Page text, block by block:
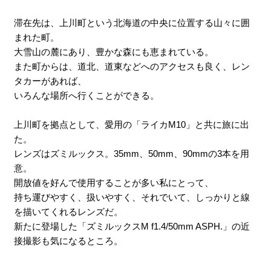
滞在先は、上川町という北海道の中央に位置する山々に囲
まれた町。
大雪山の麓にあり、豊かな森にも恵まれている。
また町からは、道北、道東などへのアクセスも良く、レン
タカーがあれば、
いろんな場所へ行くことができる。
上川町を拠点として、愛用の「ライカM10」と共に旅に出
た。
レンズはズミルックス。35mm、50mm、90mmの3本を用
意。
開放値を好んで使用することが多い私にとって、
持ち運びやすく、扱いやすく、それでいて、しっかりと線
を描いてくれるレンズだ。
新たに登場した「ズミルックスM f1.4/50mm ASPH.」の近
接撮影も気になるところ。